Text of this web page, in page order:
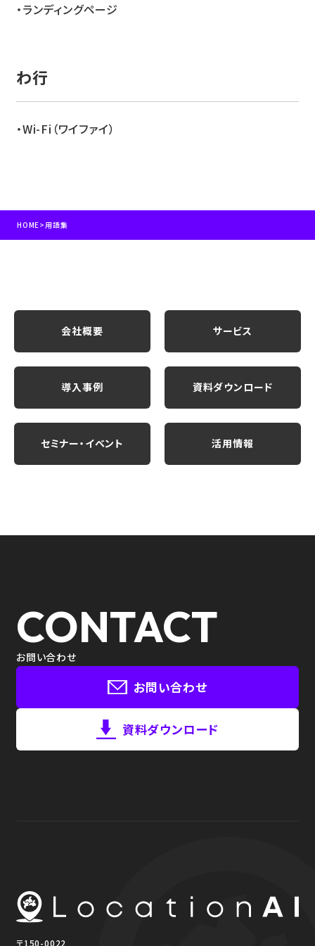
ランディングページ
わ
Wi-Fi（ワイファイ）
HOME> 用語集
会社概要 サービス
導入事例 資料ダウンロード
セミナー・イベント 活用情報
CONTACT
お問い合わせ
お問い合わせ
資料ダウンロード
〒150-0022